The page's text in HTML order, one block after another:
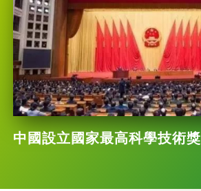
中國設立國家最高科學技術獎